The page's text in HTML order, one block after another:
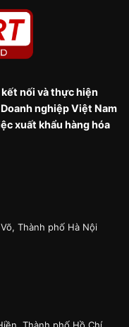
kết nối và thực hiện
nghiệp Việt Nam
xuất khẩu hàng hóa
Thành phố Hà Nội
Thành phố Hồ Chí